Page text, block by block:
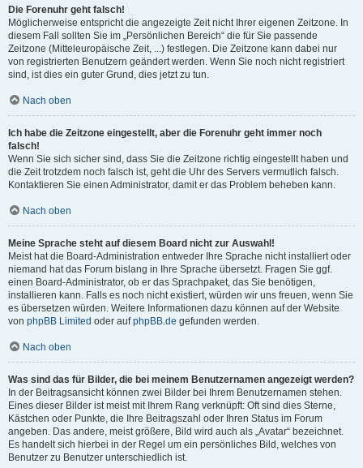
Die Forenuhr geht falsch!
Möglicherweise entspricht die angezeigte Zeit nicht Ihrer eigenen Zeitzone. In
diesem Fall sollten Sie im „Persönlichen Bereich“ die für Sie passende
Zeitzone (Mitteleuropäische Zeit, ...) festlegen. Die Zeitzone kann dabei nur
von registrierten Benutzern geändert werden. Wenn Sie noch nicht registriert
sind, ist dies ein guter Grund, dies jetzt zu tun.
Nach oben
Ich habe die Zeitzone eingestellt, aber die Forenuhr geht immer noch
falsch!
Wenn Sie sich sicher sind, dass Sie die Zeitzone richtig eingestellt haben und
die Zeit trotzdem noch falsch ist, geht die Uhr des Servers vermutlich falsch.
Kontaktieren Sie einen Administrator, damit er das Problem beheben kann.
Nach oben
Meine Sprache steht auf diesem Board nicht zur Auswahl!
Meist hat die Board-Administration entweder Ihre Sprache nicht installiert oder
niemand hat das Forum bislang in Ihre Sprache übersetzt. Fragen Sie ggf.
einen Board-Administrator, ob er das Sprachpaket, das Sie benötigen,
installieren kann. Falls es noch nicht existiert, würden wir uns freuen, wenn Sie
es übersetzen würden. Weitere Informationen dazu können auf der Website
von phpBB Limited oder aufphpBB.de gefunden werden.
Nach oben
Was sind das für Bilder, die bei meinem Benutzernamen angezeigt werden?
In der Beitragsansicht können zwei Bilder bei Ihrem Benutzernamen stehen.
Eines dieser Bilder ist meist mit Ihrem Rang verknüpft: Oft sind dies Sterne,
Kästchen oder Punkte, die Ihre Beitragszahl oder Ihren Status im Forum
angeben. Das andere, meist größere, Bild wird auch als „Avatar“ bezeichnet.
Es handelt sich hierbei in der Regel um ein persönliches Bild, welches von
Benutzer zu Benutzer unterschiedlich ist.